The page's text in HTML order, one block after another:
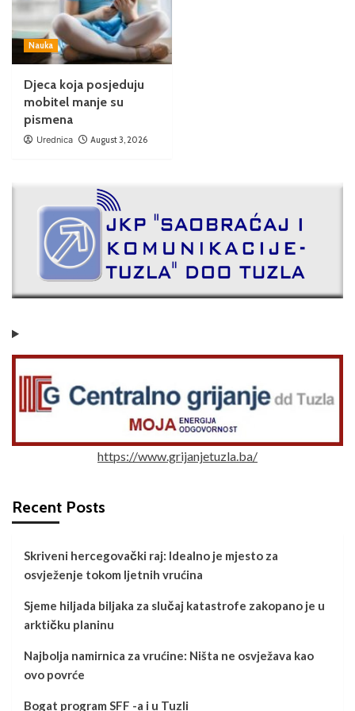
Nauka
Djeca koja posjeduju
mobitel manje su
pismena
Urednica August 3, 2026
https://www.grijanjetuzla.ba/
Recent Posts
Skriveni hercegovački raj: Idealno je mjesto za
osvježenje tokom ljetnih vrućina
Sjeme hiljada biljaka za slučaj katastrofe zakopano je u
arktičku planinu
Najbolja namirnica za vrućine: Ništa ne osvježava kao
ovo povrće
Bogat program SFF -a i u Tuzli